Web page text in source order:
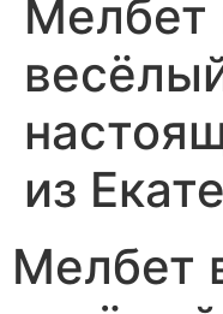
Мелбет
из
Мелбет